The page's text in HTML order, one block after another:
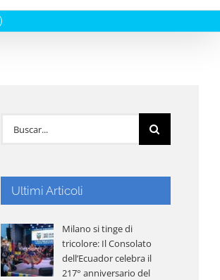
Buscar:
Ultimi Articoli
Milano si tinge di
tricolore: Il Consolato
dell’Ecuador celebra il
217° anniversario del